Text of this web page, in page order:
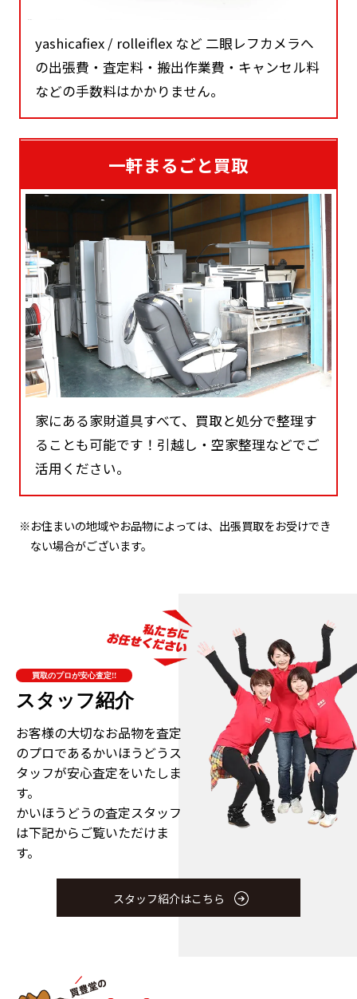
yashicafiex / rolleiflex など 二眼レフカメラへ
の出張費・査定料・搬出作業費・キャンセル料
などの手数料はかかりません。
一軒まるごと買取
家にある家財道具すべて、買取と処分で整理す
ることも可能です！引越し・空家整理などでご
活用ください。
※お住まいの地域やお品物によっては、出張買取をお受けでき
ない場合がございます。
買取のプロが安心査定!!
スタッフ紹介
お客様の大切なお品物を査定
のプロであるかいほうどうス
タッフが安心査定をいたしま
す。
かいほうどうの査定スタッフ
は下記からご覧いただけま
す。
スタッフ紹介はこちら